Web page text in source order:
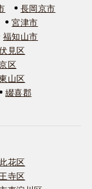
長岡京市
宮津市
福知山市
見区
区
山区
綴喜郡
花区
寺区